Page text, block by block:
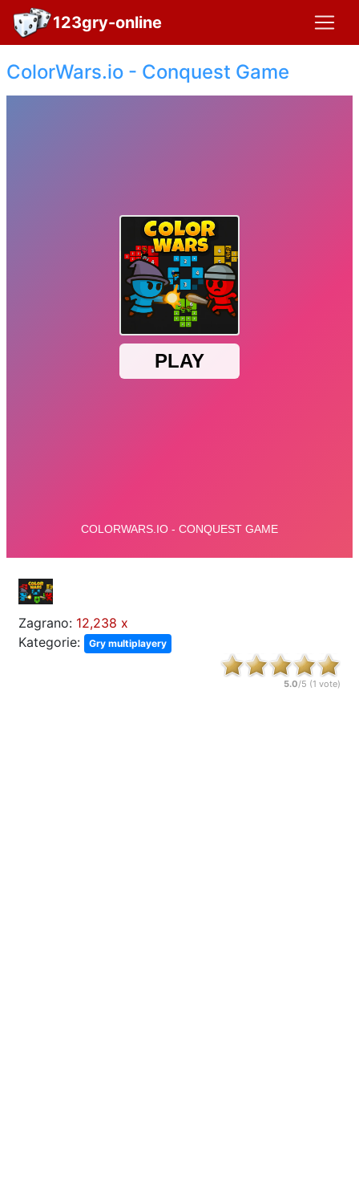
123gry-online
ColorWars.io - Conquest Game
Zagrano: 12,238 x
Kategorie:
Gry multiplayery
5.0/5 (1 vote)